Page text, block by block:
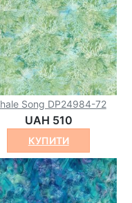
Song DP24984-72
UAH 510
КУПИТИ